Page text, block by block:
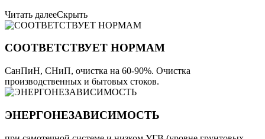
Читать далееСкрыть
СООТВЕТСТВУЕТ НОРМАМ
СанПиН, СНиП, очистка на 60-90%. Очистка
производственных и бытовых стоков.
ЭНЕРГОНЕЗАВИСИМОСТЬ